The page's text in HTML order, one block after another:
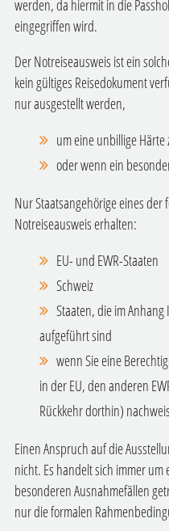
werden, da hiermit in die
eingegriffen wird.
Der Notreiseausweis ist ein
kein gültiges Reisedokument
nur ausgestellt werden,
um eine unbillige Härte
oder wenn ein
Nur Staatsangehörige eines
Notreiseausweis erhalten:
EU- und EWR-Staaten
Schweiz
Staaten, die im
aufgeführt sind
wenn Sie eine
in der EU, den anderen
Rückkehr dorthin)
Einen Anspruch auf die
nicht. Es handelt sich immer
besonderen Ausnahmefällen
nur die formalen